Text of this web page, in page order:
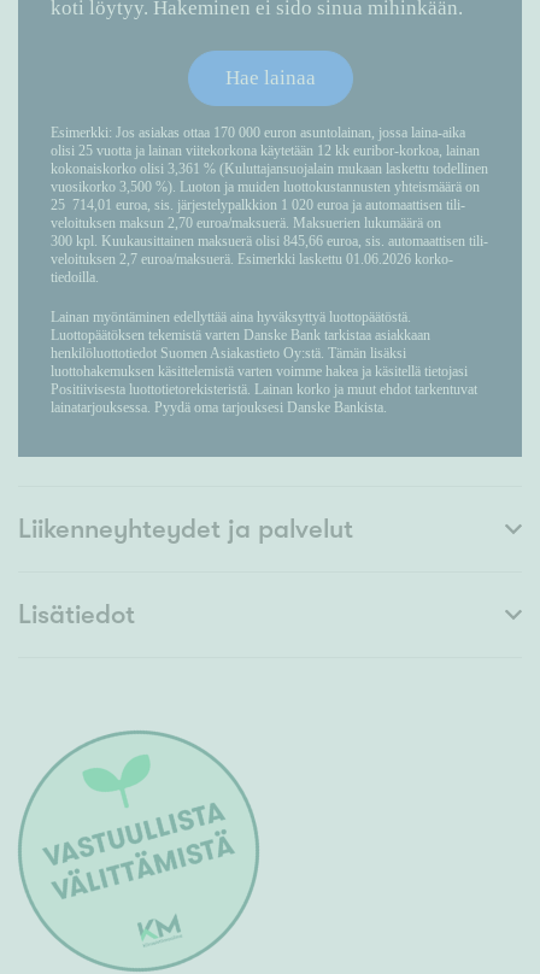
Liikenneyhteydet ja palvelut
Lisätiedot